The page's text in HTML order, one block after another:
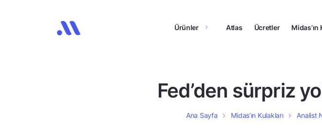
Ürünler Atlas Ücretler Midas’ın
Fed’den sürpriz
Ana Sayfa Midas’ın Kulakları Analist